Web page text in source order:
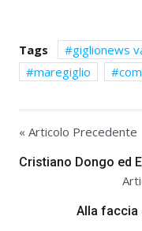
Tags giglionews
maregiglio
« Articolo Precedente
Cristiano Dongo ed
Alla faccia